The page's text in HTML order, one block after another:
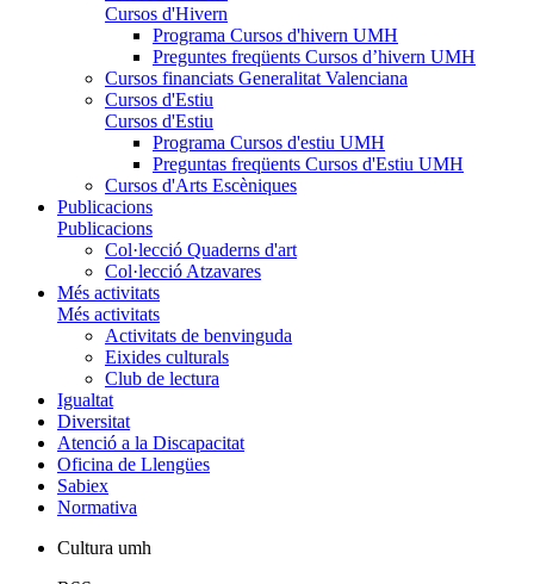
Cursos d'Hivern
Programa Cursos d'hivern UMH
Preguntes freqüents Cursos d’hivern UMH
Cursos financiats Generalitat Valenciana
Cursos d'Estiu
Cursos d'Estiu
Programa Cursos d'estiu UMH
Preguntas freqüents Cursos d'Estiu UMH
Cursos d'Arts Escèniques
Publicacions
Publicacions
Col·lecció Quaderns d'art
Col·lecció Atzavares
Més activitats
Més activitats
Activitats de benvinguda
Eixides culturals
Club de lectura
Igualtat
Diversitat
Atenció a la Discapacitat
Oficina de Llengües
Sabiex
Normativa
Cultura umh